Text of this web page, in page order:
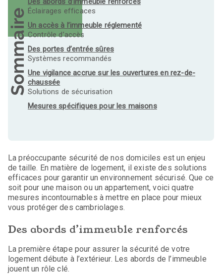
SommaireÉclairages efficaces
Un accès à l’immeuble réglementé
Contrôle d’accès
Des portes d’entrée sûres
Systèmes recommandés
Une vigilance accrue sur les ouvertures en rez-de-
chaussée
Solutions de sécurisation
Mesures spécifiques pour les maisons
La préoccupante sécurité de nos domiciles est un enjeu
de taille. En matière de logement, il existe des solutions
efficaces pour garantir un environnement sécurisé. Que ce
soit pour une maison ou un appartement, voici quatre
mesures incontournables à mettre en place pour mieux
vous protéger des cambriolages.
Des abords d’immeuble renforcés
La première étape pour assurer la sécurité de votre
logement débute à l’extérieur. Les abords de l’immeuble
jouent un rôle clé.